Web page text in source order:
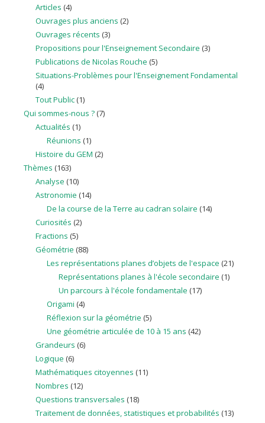
Articles (4)
Ouvrages plus anciens (2)
Ouvrages récents (3)
Propositions pour l'Enseignement Secondaire (3)
Publications de Nicolas Rouche (5)
Situations-Problèmes pour l'Enseignement Fondamental
(4)
Tout Public(1)
Qui sommes-nous ? (7)
Actualités (1)
Réunions (1)
Histoire du GEM (2)
Thèmes (163)
Analyse (10)
Astronomie (14)
De la course de la Terre au cadran solaire (14)
Curiosités (2)
Fractions (5)
Géométrie (88)
Les représentations planes d’objets de l'espace (21)
Représentations planes à l'école secondaire (1)
Un parcours à l'école fondamentale (17)
Origami (4)
Réflexion sur la géométrie (5)
Une géométrie articulée de 10 à 15 ans (42)
Grandeurs (6)
Logique (6)
Mathématiques citoyennes (11)
Nombres (12)
Questions transversales (18)
Traitement de données, statistiques et probabilités (13)